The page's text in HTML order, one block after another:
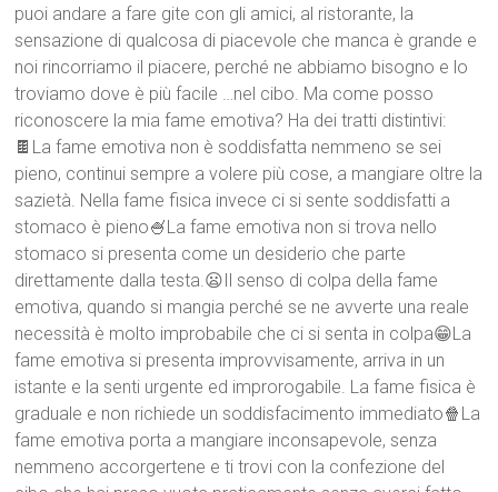
puoi andare a fare gite con gli amici, al ristorante, la
sensazione di qualcosa di piacevole che manca è grande e
noi rincorriamo il piacere, perché ne abbiamo bisogno e lo
troviamo dove è più facile …nel cibo. Ma come posso
riconoscere la mia fame emotiva? Ha dei tratti distintivi:
🍫La fame emotiva non è soddisfatta nemmeno se sei
pieno, continui sempre a volere più cose, a mangiare oltre la
sazietà. Nella fame fisica invece ci si sente soddisfatti a
stomaco è pieno🍧La fame emotiva non si trova nello
stomaco si presenta come un desiderio che parte
direttamente dalla testa.😦Il senso di colpa della fame
emotiva, quando si mangia perché se ne avverte una reale
necessità è molto improbabile che ci si senta in colpa😁La
fame emotiva si presenta improvvisamente, arriva in un
istante e la senti urgente ed improrogabile. La fame fisica è
graduale e non richiede un soddisfacimento immediato🍿La
fame emotiva porta a mangiare inconsapevole, senza
nemmeno accorgertene e ti trovi con la confezione del